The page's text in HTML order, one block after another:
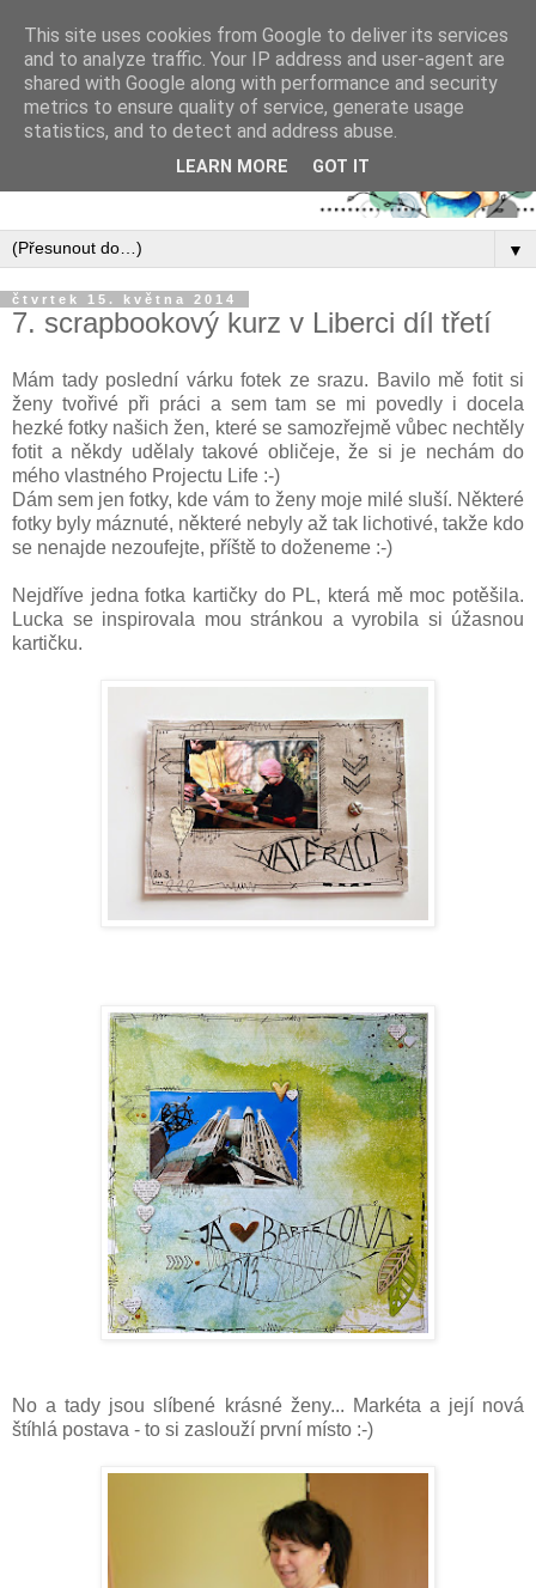
▼
čtvrtek 15. května 2014
7. scrapbookový kurz v Liberci díl třetí
Mám tady poslední várku fotek ze srazu. Bavilo mě fotit si
ženy tvořivé při práci a sem tam se mi povedly i docela
hezké fotky našich žen, které se samozřejmě vůbec nechtěly
fotit a někdy udělaly takové obličeje, že si je nechám do
mého vlastného Projectu Life :-)
Dám sem jen fotky, kde vám to ženy moje milé sluší. Některé
fotky byly máznuté, některé nebyly až tak lichotivé, takže kdo
se nenajde nezoufejte, příště to doženeme :-)
Nejdříve jedna fotka kartičky do PL, která mě moc potěšila.
Lucka se inspirovala mou stránkou a vyrobila si úžasnou
kartičku.
No a tady jsou slíbené krásné ženy... Markéta a její nová
štíhlá postava - to si zaslouží první místo :-)
This site uses cookies from Google to deliver its services
and to analyze traffic. Your IP address and user-agent are
shared with Google along with performance and security
metrics to ensure quality of service, generate usage
statistics, and to detect and address abuse.
LEARN MORE GOT IT